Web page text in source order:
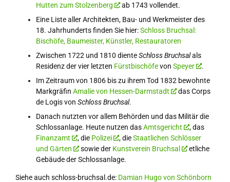
Hutten zum Stolzenberg
ab 1743 vollendet.
Eine Liste aller Architekten, Bau- und Werkmeister des
18. Jahrhunderts finden Sie hier:Schloss Bruchsal:
Bischöfe, Baumeister, Künstler, Restauratoren
Zwischen 1722 und 1810 dienteSchloss Bruchsalals
Residenz der vier letzten Fürstbischöfevon Speyer
.
Im Zeitraum von 1806 bis zu ihrem Tod 1832 bewohnte
Markgräfin Amalie von Hessen-Darmstadt
das Corps
de Logis von Schloss Bruchsal.
Danach nutzten vor allem Behörden und das Militär die
Schlossanlage. Heute nutzen dasAmtsgericht
, das
Finanzamt
, die Polizei , dieStaatlichen Schlösser
und Gärten
sowie der Kunstverein Bruchsal
etliche
Gebäude der Schlossanlage.
Siehe auch schloss-bruchsal.de: Damian Hugo von Schönborn